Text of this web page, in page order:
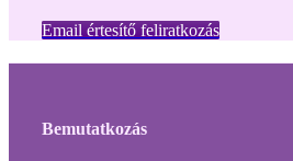
Email értesítő feliratkozás
Bemutatkozás